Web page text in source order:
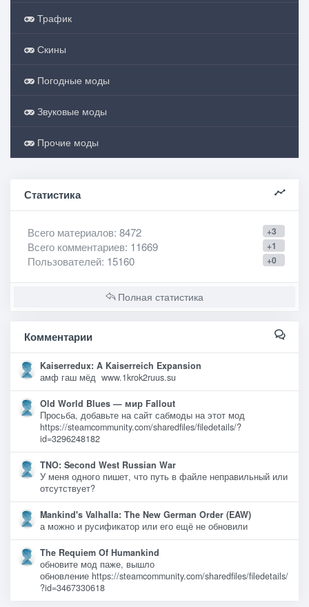
Трафик
Скины
Погодные моды
Звуковые моды
Прочие моды
Статистика
+3
Всего материалов: 8472
+1
Всего комментариев: 11669
+0
Пользователей: 15160
Полная статистика
Комментарии
Kaiserredux: A Kaiserreich Expansion
амф гаш мёд www.1krok2ruus.su
Old World Blues — мир Fallout
Просьба, добавьте на сайт сабмоды на этот мод
https://steamcommunity.com/sharedfiles/filedetails/?
id=3296248182
TNO: Second West Russian War
У меня одного пишет, что путь в файле неправильный или
отсутствует?
Mankind's Valhalla: The New German Order (EAW)
а можно и русификатор или его ещё не обновили
The Requiem Of Humankind
обновите мод паже, вышло
обновление https://steamcommunity.com/sharedfiles/filedetails/
?id=3467330618